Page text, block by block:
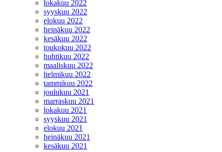
lokakuu 2022
syyskuu 2022
elokuu 2022
heinäkuu 2022
kesäkuu 2022
toukokuu 2022
huhtikuu 2022
maaliskuu 2022
helmikuu 2022
tammikuu 2022
joulukuu 2021
marraskuu 2021
lokakuu 2021
syyskuu 2021
elokuu 2021
heinäkuu 2021
kesäkuu 2021